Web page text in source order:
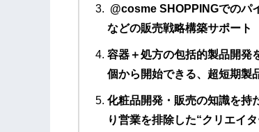
@cosme SHOPPINGでのパ
などの販売戦略構築サポート
容器＋処方の包括的製品開発
個から開始できる、超短期製
化粧品開発・販売の知識を持
り営業を排除した“クリエイ